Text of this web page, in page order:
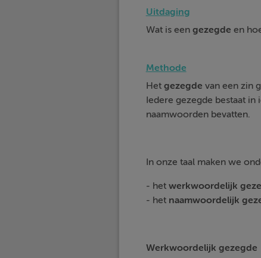
Uitdaging
Wat is een gezegde en
Methode
Het gezegde van een zin
Iedere gezegde bestaat
naamwoorden bevatten.
In onze taal maken we
- het werkwoordelijk
- het naamwoordelijk
Werkwoordelijk gezegde